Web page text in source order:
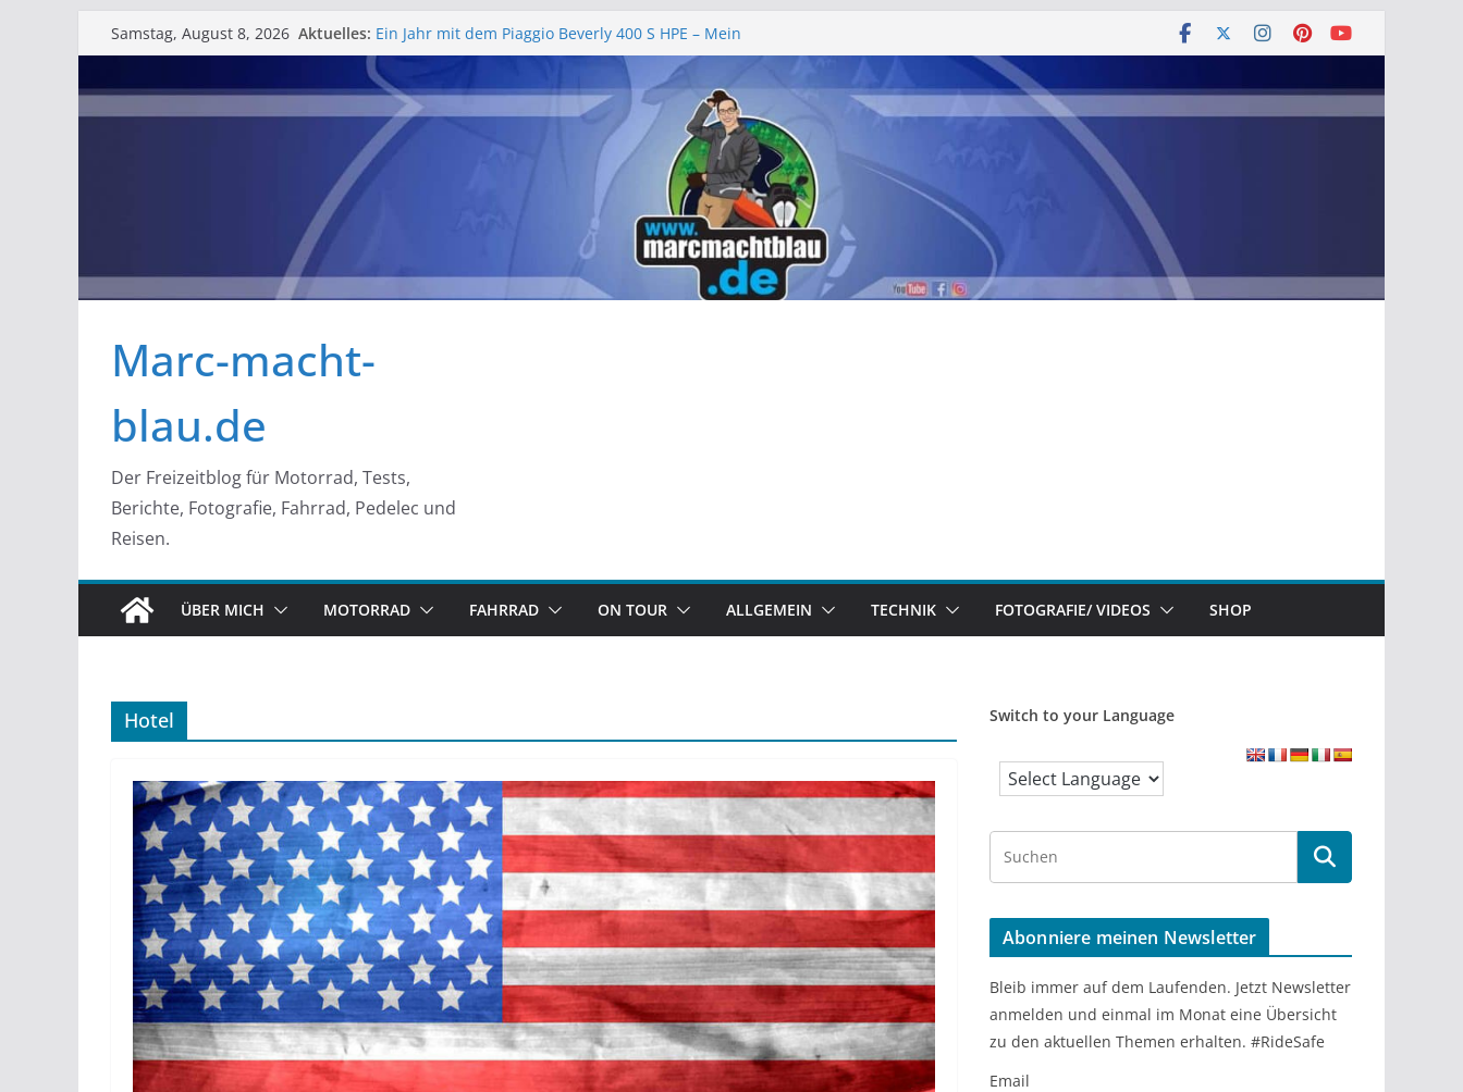
Zum
Inhalt
springen
Samstag, August 8, 2026 Aktuelles: Bessere Helmfachbeleuchtung – Piaggio Beverly
Ein Jahr mit dem Piaggio Beverly 400 S HPE – Mein
Erfahrungsbericht
Barlfest der Barlgemeinschaft e.V. – Ein rundum
gelungenes Wochenende 2026
Rosenmontag in Zell 2026 – „am leevste in Zell, gell?!“
Schlüsselbatterie wechseln Piaggio Beverly und MP3
Marc-macht-
blau.de
Der Freizeitblog für Motorrad, Tests,
Berichte, Fotografie, Fahrrad, Pedelec und
Reisen.
ÜBER MICH MOTORRAD FAHRRAD ON TOUR ALLGEMEIN TECHNIK FOTOGRAFIE/ VIDEOS SHOP
Hotel Switch to your Language
r
h
Abonniere meinen Newsletter
Bleib immer auf dem Laufenden. Jetzt Newsletter
anmelden und einmal im Monat eine Übersicht
zu den aktuellen Themen erhalten. #RideSafe
Email